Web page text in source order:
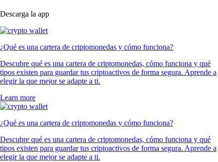
Descarga la app
¿Qué es una cartera de criptomonedas y cómo funciona?
Descubre qué es una cartera de criptomonedas, cómo funciona y qué
tipos existen para guardar tus criptoactivos de forma segura. Aprende a
elegir la que mejor se adapte a ti.
Learn more
¿Qué es una cartera de criptomonedas y cómo funciona?
Descubre qué es una cartera de criptomonedas, cómo funciona y qué
tipos existen para guardar tus criptoactivos de forma segura. Aprende a
elegir la que mejor se adapte a ti.